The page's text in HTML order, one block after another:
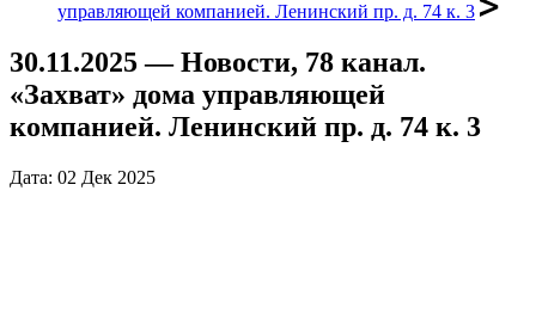
управляющей компанией. Ленинский пр. д. 74 к. 3
30.11.2025 — Новости, 78 канал.
«Захват» дома управляющей
компанией. Ленинский пр. д. 74 к. 3
Дата: 02 Дек 2025